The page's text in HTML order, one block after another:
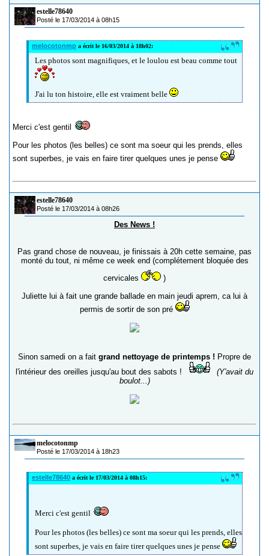
estelle78640
Posté le 17/03/2014 à 08h15
melocotonmp a écrit le 16/03/2014 à 18h02:
Les photos sont magnifiques, et le loulou est beau comme tout
J'ai lu ton histoire, elle est vraiment belle
Merci c'est gentil
Pour les photos (les belles) ce sont ma soeur qui les prends, elles
sont superbes, je vais en faire tirer quelques unes je pense
estelle78640
Posté le 17/03/2014 à 08h26
Des News !
Pas grand chose de nouveau, je finissais à 20h cette semaine, pas
monté du tout, ni même ce week end (complétement bloquée des
cervicales
)
Juliette lui à fait une grande ballade en main jeudi aprem, ca lui à
permis de sortir de son pré
Sinon samedi on a fait grand nettoyage de printemps ! Propre de
l'intérieur des oreilles jusqu'au bout des sabots !
(Y'avait du
boulot...)
melocotonmp
Posté le 17/03/2014 à 18h23
estelle78640 a écrit le 17/03/2014 à 08h15:
Merci c'est gentil
Pour les photos (les belles) ce sont ma soeur qui les prends, elles
sont superbes, je vais en faire tirer quelques unes je pense